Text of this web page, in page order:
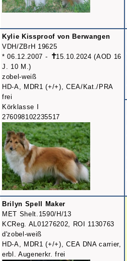
Kylie Kissproof von Berwangen
VDH/ZBrH 19625
* 06.12.2007 -
15.10.2024 (AOD 16
J. 10 M.)
zobel-weiß
HD-A, MDR1 (+/+), CEA/Kat./PRA
frei
Körklasse I
276098102235517
Brilyn Spell Maker
MET Shelt.1590/H/13
KCReg. AL01276202, ROI 1130763
d'zobel-weiß
HD-A, MDR1 (+/+), CEA DNA carrier,
erbl. Augenerkr. frei